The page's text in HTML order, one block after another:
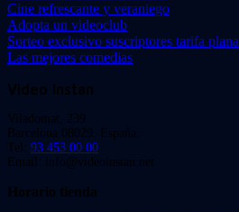
Cine refrescante y veraniego
Adopta un videoclub
Sorteo exclusivo suscriptores tarifa plana
Las mejores comedias
Video Instan
Viladomat, 239
Barcelona 08029. España.
Tel: 93 453 00 00
Email: info@videoinstan.net
Horario tienda